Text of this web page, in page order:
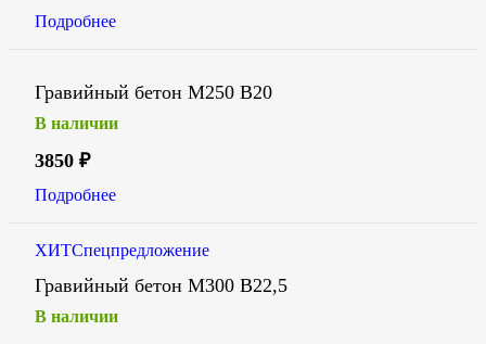
Подробнее
Гравийный бетон М250 В20
В наличии
3850 ₽
Подробнее
ХИТСпецпредложение
Гравийный бетон М300 В22,5
В наличии